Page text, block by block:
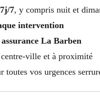
7, y compris nuit et
intervention
La Barben
ville et à proximité
toutes vos urgences